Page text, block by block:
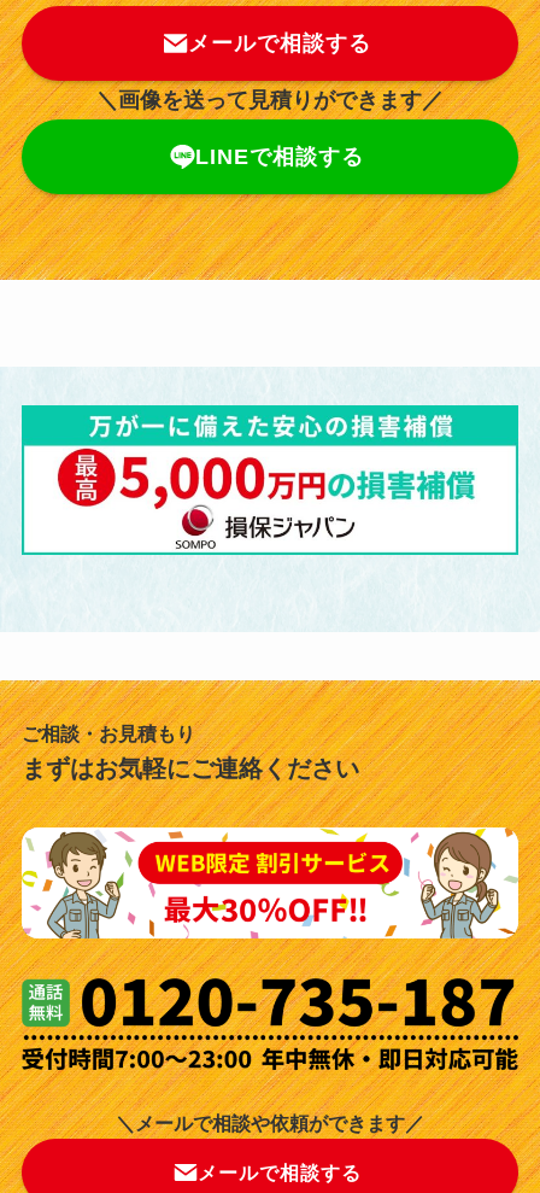
メールで相談する
＼画像を送って見積りができます／
LINEで相談する
ご相談・お見積もり
まずはお気軽にご連絡ください
＼メールで相談や依頼ができます／
メールで相談する